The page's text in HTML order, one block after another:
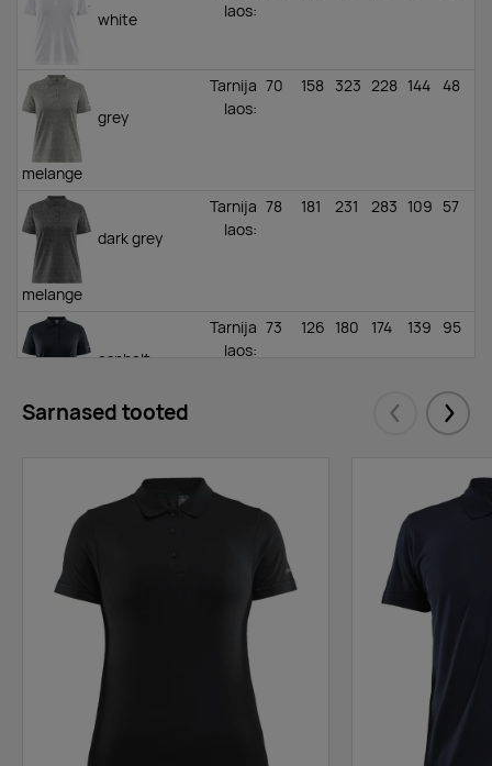
white
laos:
grey
melange
Tarnija
laos:
70 158 323 228 144 48
dark grey
melange
Tarnija
laos:
78 181 231 283 109 57
asphalt
Tarnija
laos:
73 126 180 174 139 95
314 417 272
24
Sarnased tooted Eelmised